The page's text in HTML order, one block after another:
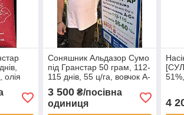
олія
Соняшник Альдазор Сумо
під Гранстар 50 грам, 112-
115 днів, 55 ц/га, вовчок A-
G.
3 500₴/посівна
одиниця
4